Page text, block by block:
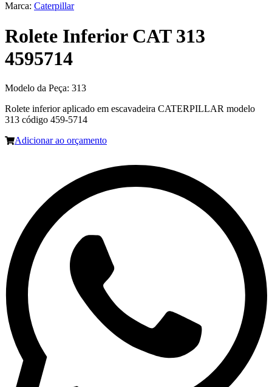
Marca: Caterpillar
Rolete Inferior CAT 313
4595714
Modelo da Peça: 313
Rolete inferior aplicado em escavadeira CATERPILLAR modelo
313 código 459-5714
Adicionar ao orçamento